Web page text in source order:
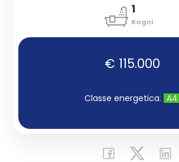
1
Bagni
€ 115.000
Classe energetica: A4
CON
Provincia